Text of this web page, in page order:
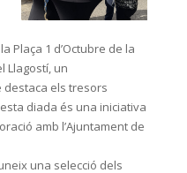
Plaça 1 d’Octubre de la
Llagostí, un
els tresors
diada és una iniciativa
amb l’Ajuntament de
una selecció dels